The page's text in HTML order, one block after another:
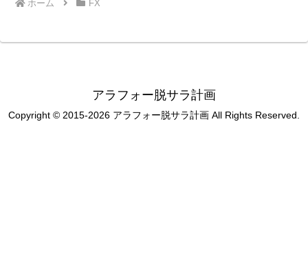
ホーム FX
アラフォー脱サラ計画
Copyright © 2015-2026 アラフォー脱サラ計画 All Rights Reserved.